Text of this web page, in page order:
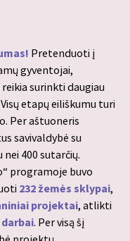
Pretenduoti į
gyventojai,
surinkti daugiau
etapų eiliškumu turi
Per aštuoneris
savivaldybė su
nei 400 sutarčių.
programoje buvo
232 žemės sklypai,
projektai, atlikti
. Per visą šį